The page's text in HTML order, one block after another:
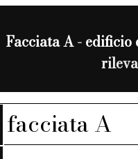
Facciata A -
facciata A